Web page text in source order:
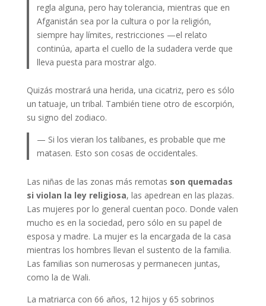
regla alguna, pero hay tolerancia, mientras que en
Afganistán sea por la cultura o por la religión,
siempre hay límites, restricciones —el relato
continúa, aparta el cuello de la sudadera verde que
lleva puesta para mostrar algo.
Quizás mostrará una herida, una cicatriz, pero es sólo
un tatuaje, un tribal. También tiene otro de escorpión,
su signo del zodiaco.
— Si los vieran los talibanes, es probable que me
matasen. Esto son cosas de occidentales.
Las niñas de las zonas más remotas son quemadas
si violan la ley religiosa, las apedrean en las plazas.
Las mujeres por lo general cuentan poco. Donde valen
mucho es en la sociedad, pero sólo en su papel de
esposa y madre. La mujer es la encargada de la casa
mientras los hombres llevan el sustento de la familia.
Las familias son numerosas y permanecen juntas,
como la de Wali.
La matriarca con 66 años, 12 hijos y 65 sobrinos